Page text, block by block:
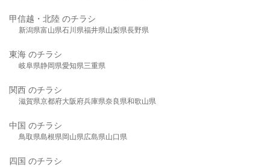
甲信越・北陸 のチラシ
新潟県富山県石川県福井県山梨県長野県
東海 のチラシ
岐阜県静岡県愛知県三重県
関西 のチラシ
滋賀県京都府大阪府兵庫県奈良県和歌山県
中国 のチラシ
鳥取県島根県岡山県広島県山口県
四国 のチラシ